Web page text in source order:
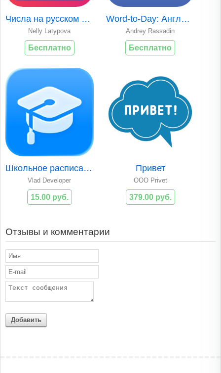
Числа на русском языке
Nelly Latypova
Бесплатно
Word-to-Day: Английский язык
Andrey Rassadin
Бесплатно
Школьное расписание
Vlad Developer
15.00 руб.
Привет
OOO Privet
379.00 руб.
Отзывы и комментарии
Добавить